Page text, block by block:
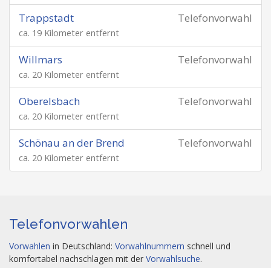
Telefonvorwahl
Trappstadt
ca. 19 Kilometer entfernt
Telefonvorwahl
Willmars
ca. 20 Kilometer entfernt
Telefonvorwahl
Oberelsbach
ca. 20 Kilometer entfernt
Telefonvorwahl
Schönau an der Brend
ca. 20 Kilometer entfernt
Telefonvorwahlen
Vorwahlen in Deutschland: Vorwahlnummern schnell und
komfortabel nachschlagen mit der Vorwahlsuche.